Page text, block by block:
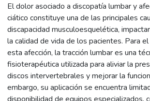
El dolor asociado a discopatía lumbar y
ciático constituye una de las principales
discapacidad musculoesquelética,
la calidad de vida de los pacientes. Para
esta afección, la tracción lumbar es una
fisioterapéutica utilizada para aliviar la
discos intervertebrales y mejorar la
embargo, su aplicación se encuentra